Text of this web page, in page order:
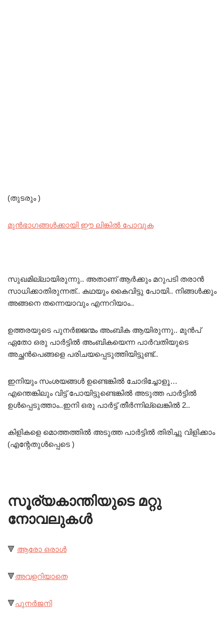
(തുടരും )
മുൻഭാഗങ്ങൾക്കായി ഈ ലിങ്കിൽ പോവുക
സുഖമില്ലായിരുന്നു.. അതാണ് ആർക്കും മറുപടി തരാൻ
സാധിക്കാതിരുന്നത്.. കഥയും കൈവിട്ടു പോയി.. നിങ്ങൾക്കും
അങ്ങനെ തന്നെയാവും എന്നറിയാം..
ഉത്തരയുടെ പുനർജ്ജന്മം അംബിക ആയിരുന്നു.. മുൻപ്
ഏതോ ഒരു പാർട്ടിൽ അംബികയെന്ന പാർവതിയുടെ
അച്ഛൻപെങ്ങളെ പരിചയപ്പെടുത്തിയിട്ടുണ്ട്..
ഇനിയും സംശയങ്ങൾ ഉണ്ടെങ്കിൽ ചോദിച്ചോളൂ…
എന്തെങ്കിലും വിട്ട് പോയിട്ടുണ്ടെങ്കിൽ അടുത്ത പാർട്ടിൽ
ഉൾപ്പെടുത്താം..ഇനി ഒരു പാർട്ട്‌ തീർന്നില്ലെങ്കിൽ 2..
കിളികളെ മൊത്തത്തിൽ അടുത്ത പാർട്ടിൽ തിരിച്ചു വിളിക്കാം
(എന്റേതുൾപ്പെടെ )
സൂര്യകാന്തിയുടെ മറ്റു
നോവലുകൾ
🔻 ആരോ ഒരാൾ
🔻അവളറിയാതെ
🔻പുനർജനി